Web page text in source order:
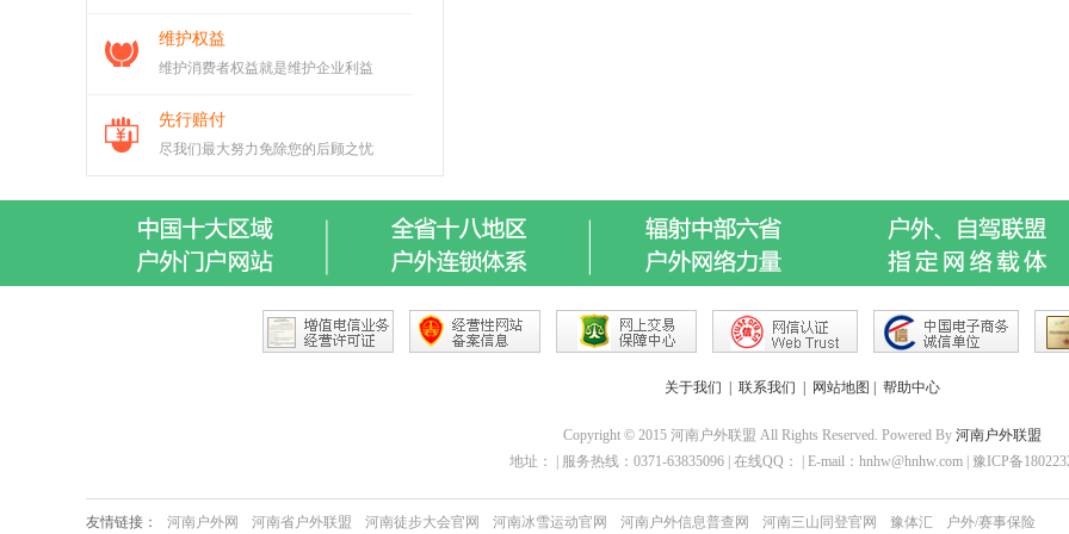
维护权益
维护消费者权益就是维护企业利益
先行赔付
尽我们最大努力免除您的后顾之忧
关于我们 联系我们 网站地图 帮助中心
Copyright © 2015 河南户外联盟 All Rights Reserved. Powered By 河南户外联盟
地址： | 服务热线：0371-63835096 | 在线QQ： | E-mail：hnhw@hnhw.com | 豫ICP备
友情链接： 河南户外网 河南省户外联盟 河南徒步大会官网 河南冰雪运动官网 河南户外信息普查网 河南三山同登官网 豫体汇 户外/赛事保险